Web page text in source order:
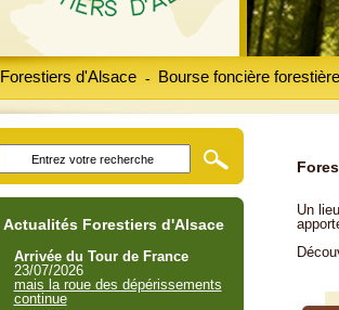
Forestiers d'Alsace Bourse foncière forestière
-
Un
Actualités Forestiers d'Alsace
Arrivée du Tour de France
23/07/2026
mais la roue des dépérissements
continue